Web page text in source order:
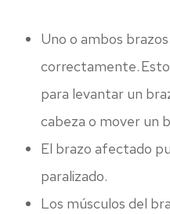
Uno o ambos
correctamente.
para levantar un
cabeza o mover un
El brazo afectado
paralizado.
Los músculos del